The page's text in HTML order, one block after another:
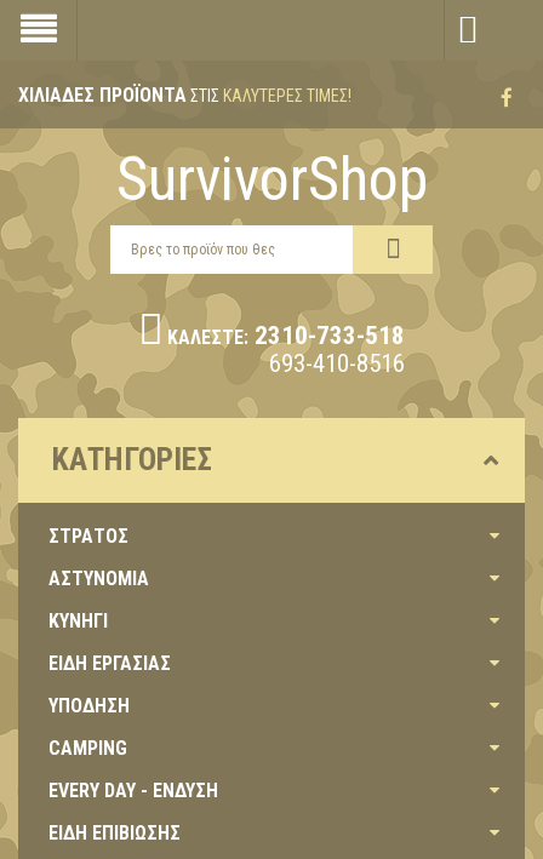
ΧΙΛΙΆΔΕΣ ΠΡΟΪΌΝΤΑΣΤΙΣ ΚΑΛΎΤΕΡΕΣ ΤΙΜΈΣ!
SurvivorShop
ΚΑΛΈΣΤΕ: 2310-733-518
693-410-8516
ΚΑΤΗΓΟΡΊΕΣ
ΣΤΡΑΤΟΣ
ΑΣΤΥΝΟΜΙΑ
ΚΥΝΗΓΙ
ΕΙΔΗ ΕΡΓΑΣΙΑΣ
ΥΠΟΔΗΣΗ
CAMPING
EVERY DAY - ΕΝΔΥΣΗ
ΕΙΔΗ ΕΠΙΒΙΩΣΗΣ